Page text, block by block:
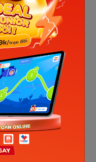
ngữ và